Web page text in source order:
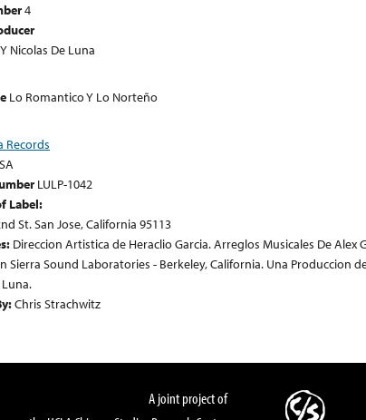
4
Nicolas De Luna
Lo Romantico Y Lo Norteño
Records
LULP-1042
Label:
St. San Jose, California 95113
Direccion Artistica de Heraclio Garcia. Arreglos Musicales De Alex
Sierra Sound Laboratories - Berkeley, California. Una Produccion
Chris Strachwitz
A joint project of